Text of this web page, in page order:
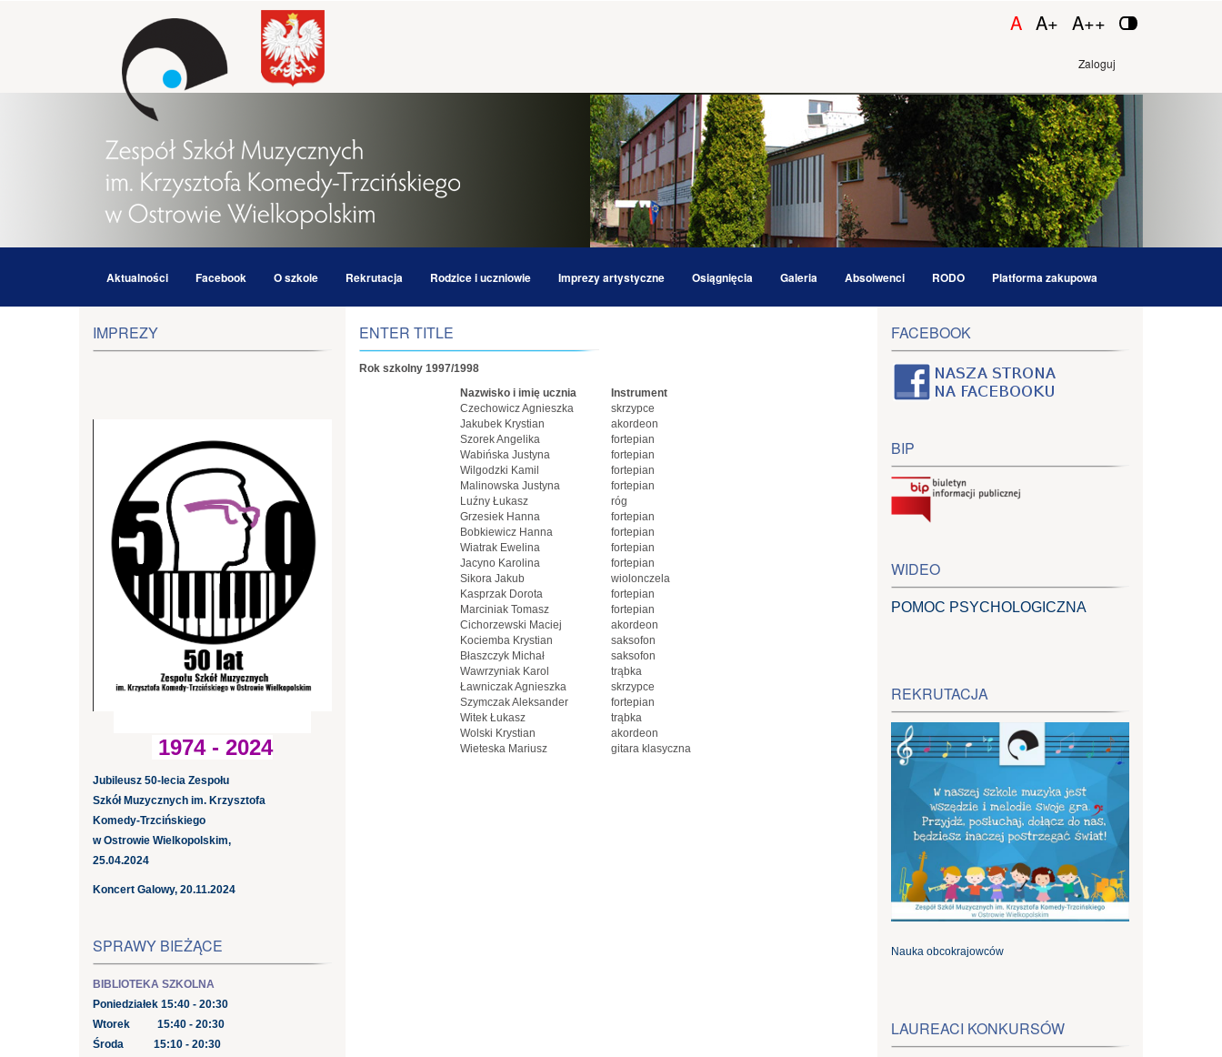
A A+ A++
Zaloguj
Aktualności Facebook O szkole Rekrutacja Rodzice i uczniowie Imprezy artystyczne Osiągnięcia Galeria Absolwenci RODO Platforma zakupowa
ENTER TITLE
Rok szkolny 1997/1998
Nazwisko i imię ucznia
Instrument
Czechowicz Agnieszka
skrzypce
Jakubek Krystian
akordeon
Szorek Angelika
fortepian
Wabińska Justyna
fortepian
Wilgodzki Kamil
fortepian
Malinowska Justyna
fortepian
Luźny Łukasz
róg
Grzesiek Hanna
fortepian
Bobkiewicz Hanna
fortepian
Wiatrak Ewelina
fortepian
Jacyno Karolina
fortepian
Sikora Jakub
wiolonczela
Kasprzak Dorota
fortepian
Marciniak Tomasz
fortepian
Cichorzewski Maciej
akordeon
Kociemba Krystian
saksofon
Błaszczyk Michał
saksofon
Wawrzyniak Karol
trąbka
Ławniczak Agnieszka
skrzypce
Szymczak Aleksander
fortepian
Witek Łukasz
trąbka
Wolski Krystian
akordeon
Wieteska Mariusz
gitara klasyczna
IMPREZY
1974 - 2024
Jubileusz 50-lecia Zespołu
Szkół Muzycznych im. Krzysztofa
Komedy-Trzcińskiego
w Ostrowie Wielkopolskim,
25.04.2024
Koncert Galowy, 20.11.2024
SPRAWY BIEŻĄCE
BIBLIOTEKA SZKOLNA
Poniedziałek 15:40 - 20:30
Wtorek 15:40 - 20:30
Środa 15:10 - 20:30
FACEBOOK
BIP
WIDEO
POMOC PSYCHOLOGICZNA
REKRUTACJA
Nauka obcokrajowców
LAUREACI KONKURSÓW